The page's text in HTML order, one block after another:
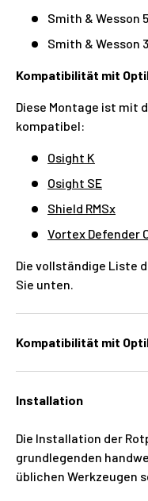
Smith & Wesson
Smith & Wesson
Kompatibilität mit
Diese Montage ist mit
kompatibel:
Osight K
Osight SE
Shield RMSx
Vortex Defender
Die vollständige Liste
Sie unten.
Kompatibilität mit
Installation
Die Installation der
grundlegenden
üblichen Werkzeugen